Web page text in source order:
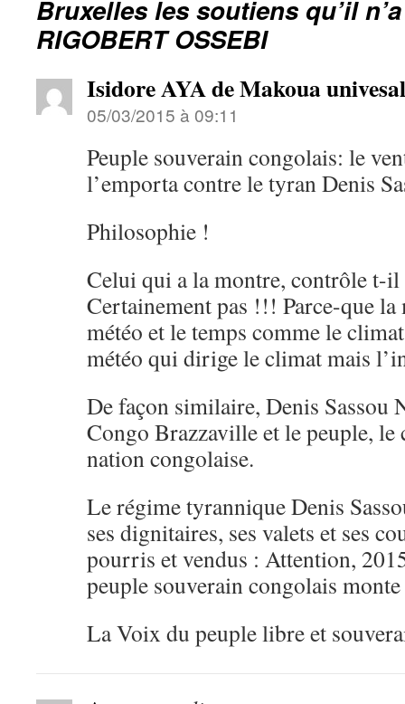
Bruxelles les soutiens qu’il
RIGOBERT OSSEBI
Isidore AYA de Makoua
05/03/2015 à 09:11
Peuple souverain congolais: le
l’emporta contre le tyran Denis
Philosophie !
Celui qui a la montre, contrôle t-il
Certainement pas !!! Parce-que
météo et le temps comme le
météo qui dirige le climat mais
De façon similaire, Denis Sassou
Congo Brazzaville et le peuple, le
nation congolaise.
Le régime tyrannique Denis
ses dignitaires, ses valets et ses
pourris et vendus : Attention,
peuple souverain congolais
La Voix du peuple libre et